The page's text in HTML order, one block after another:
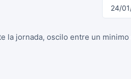
24/
la jornada, oscilo entre un minimo